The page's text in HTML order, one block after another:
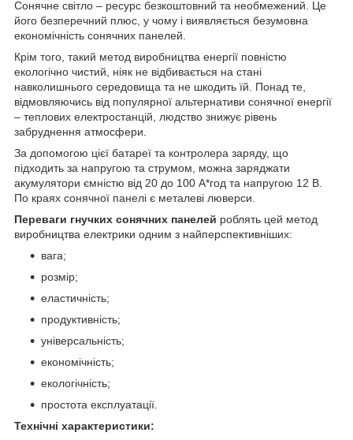
Сонячне світло – ресурс безкоштовний та необмежений. Це
його безперечний плюс, у чому і виявляється безумовна
економічність сонячних панелей.
Крім того, такий метод виробництва енергії повністю
екологічно чистий, ніяк не відбивається на стані
навколишнього середовища та не шкодить їй. Понад те,
відмовляючись від популярної альтернативи сонячної енергії
– теплових електростанцій, людство знижує рівень
забруднення атмосфери.
За допомогою цієї батареї та контролера заряду, що
підходить за напругою та струмом, можна заряджати
акумулятори ємністю від 20 до 100 А*год та напругою 12 В.
По краях сонячної панелі є металеві люверси.
Переваги гнучких сонячних панелей роблять цей метод
виробництва електрики одним з найперспективніших:
вага;
розмір;
еластичність;
продуктивність;
універсальність;
економічність;
екологічність;
простота експлуатації.
Технічні характеристики: